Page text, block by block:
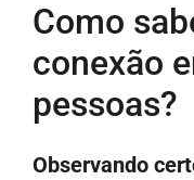
Como
conexão
pessoas?
Observando